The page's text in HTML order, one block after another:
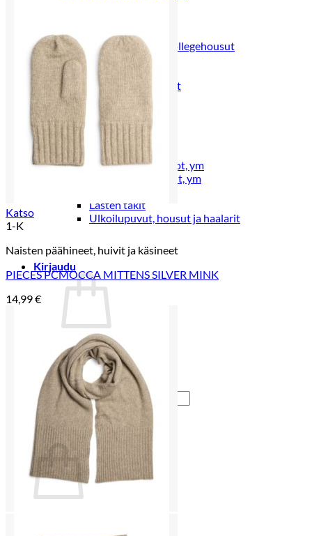
Lasten housut
Lasten trikoo-ja collegehousut
Lasten farkut
Lasten shortsit
Lasten juhlahousut
Yöasut ja kylpytakit
Lasten yöpaidat
Lasten pyjamat
Kylpytakit
Lasten asusteet
Vyöt, käsineet,pipot, ym
Sukat, sukkahousut, ym
Lasten takit
Ulkoilupuvut, housut ja haalarit
Kirjaudu
Ostoskori on tyhjä.
Takaisin kauppaan
Etsi:
Ostoskori
Katso
1-K
Naisten päähineet, huivit ja käsineet
PIECES PCMOCCA MITTENS SILVER MINK
14,99€